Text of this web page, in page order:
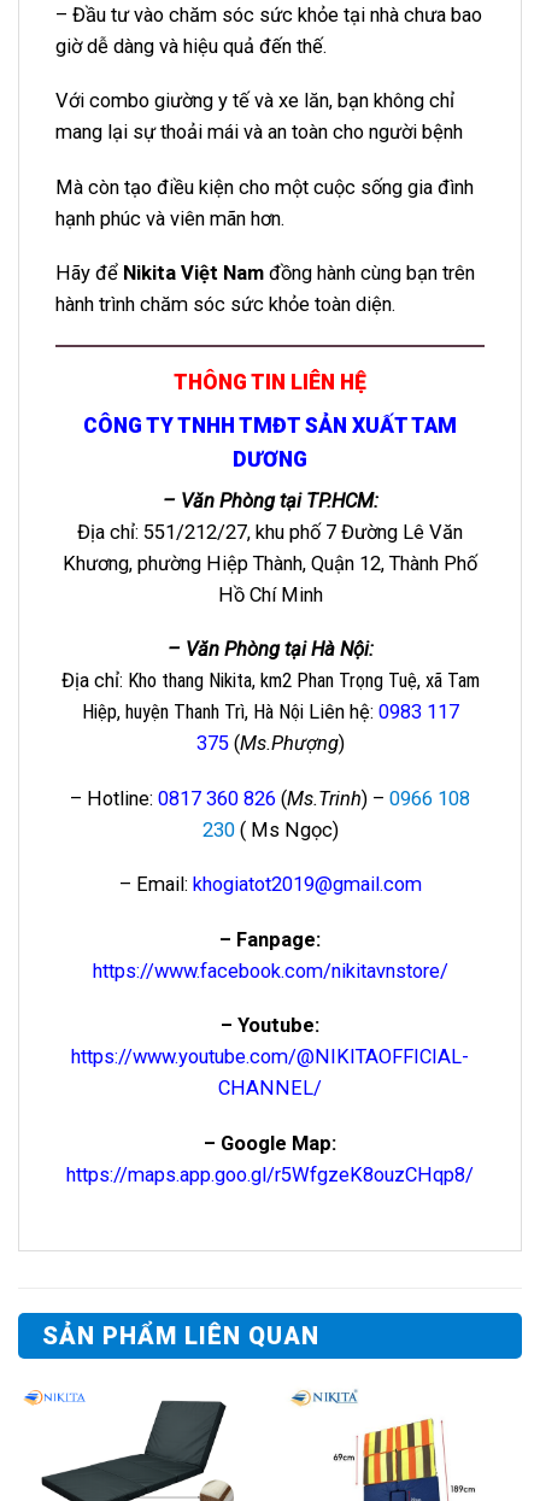
– Đầu tư vào chăm sóc sức khỏe tại nhà chưa bao
giờ dễ dàng và hiệu quả đến thế.
Với combo giường y tế và xe lăn, bạn không chỉ
mang lại sự thoải mái và an toàn cho người bệnh
Mà còn tạo điều kiện cho một cuộc sống gia đình
hạnh phúc và viên mãn hơn.
Hãy để Nikita Việt Nam đồng hành cùng bạn trên
hành trình chăm sóc sức khỏe toàn diện.
THÔNG TIN LIÊN HỆ
CÔNG TY TNHH TMĐT SẢN XUẤT TAM
DƯƠNG
– Văn Phòng tại TP.HCM:
Địa chỉ: 551/212/27, khu phố 7 Đường Lê Văn
Khương, phường Hiệp Thành, Quận 12, Thành Phố
Hồ Chí Minh
– Văn Phòng tại Hà Nội:
Địa chỉ: Kho thang Nikita, km2 Phan Trọng Tuệ, xã Tam
Hiệp, huyện Thanh Trì, Hà Nội Liên hệ: 0983 117
375(Ms.Phượng)
– Hotline: 0817 360 826 (Ms.Trinh) – 0966 108
230( Ms Ngọc)
– Email: khogiatot2019@gmail.com
– Fanpage:
https://www.facebook.com/nikitavnstore/
– Youtube:
https://www.youtube.com/@NIKITAOFFICIAL-
CHANNEL/
– Google Map:
https://maps.app.goo.gl/r5WfgzeK8ouzCHqp8/
SẢN PHẨM LIÊN QUAN